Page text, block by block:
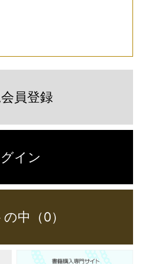
員登録
イン
中（0）